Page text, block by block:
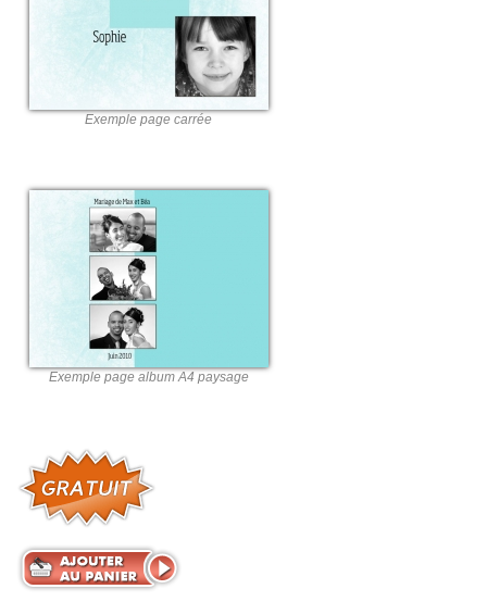
Exemple page carrée
Exemple page album A4 paysage